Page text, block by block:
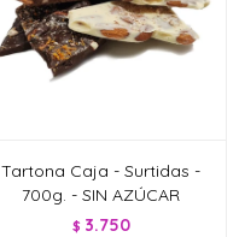
Tartona Caja - Surtidas -
700g. - SIN AZÚCAR
$ 3.750